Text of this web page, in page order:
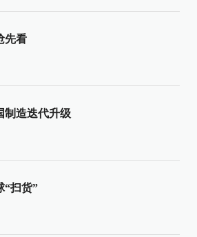
先看
制造迭代升级
“扫货”